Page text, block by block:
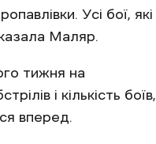
Усі бої, які
Маляр.
тижня на
і кількість боїв,
вперед.